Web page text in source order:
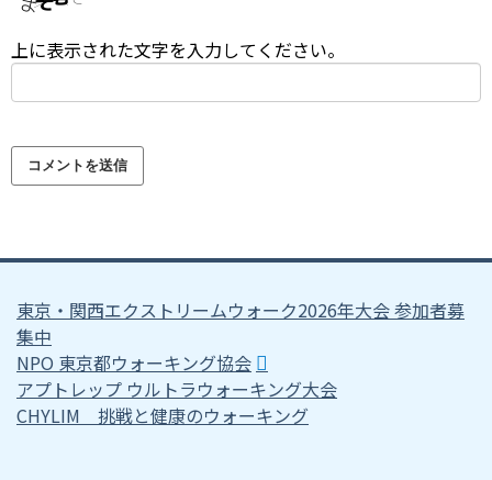
上に表示された文字を入力してください。
東京・関西エクストリームウォーク2026年大会 参加者募
集中
NPO 東京都ウォーキング協会
アプトレップ ウルトラウォーキング大会
CHYLIM 挑戦と健康のウォーキング